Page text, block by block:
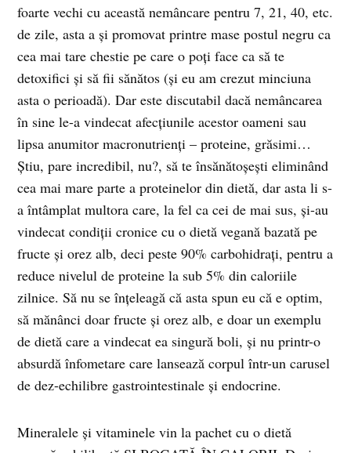
foarte vechi cu această nemâncare pentru 7, 21, 40, etc.
de zile, asta a și promovat printre mase postul negru ca
cea mai tare chestie pe care o poți face ca să te
detoxifici și să fii sănătos (și eu am crezut minciuna
asta o perioadă). Dar este discutabil dacă nemâncarea
în sine le-a vindecat afecțiunile acestor oameni sau
lipsa anumitor macronutrienți – proteine, grăsimi…
Știu, pare incredibil, nu?, să te însănătoșești eliminând
cea mai mare parte a proteinelor din dietă, dar asta li s-
a întâmplat multora care, la fel ca cei de mai sus, și-au
vindecat condiții cronice cu o dietă vegană bazată pe
fructe și orez alb, deci peste 90% carbohidrați, pentru a
reduce nivelul de proteine la sub 5% din caloriile
zilnice. Să nu se înțeleagă că asta spun eu că e optim,
să mănânci doar fructe și orez alb, e doar un exemplu
de dietă care a vindecat ea singură boli, și nu printr-o
absurdă înfometare care lansează corpul într-un carusel
de dez-echilibre gastrointestinale și endocrine.
Mineralele și vitaminele vin la pachet cu o dietă